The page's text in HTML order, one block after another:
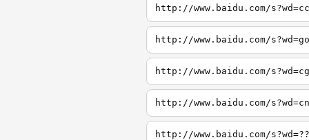
http://www.baidu.com/
http://www.baidu.com/
http://www.baidu.com/
http://www.baidu.com/
http://www.baidu.com/